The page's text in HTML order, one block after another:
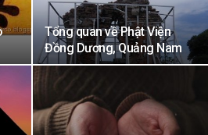
Tổng quan về Phật Viện
Đồng Dương, Quảng Nam